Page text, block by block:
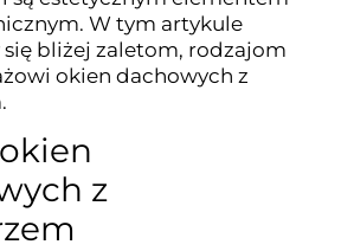
W tym artykule
bliżej zaletom, rodzajom
okien dachowych z
z